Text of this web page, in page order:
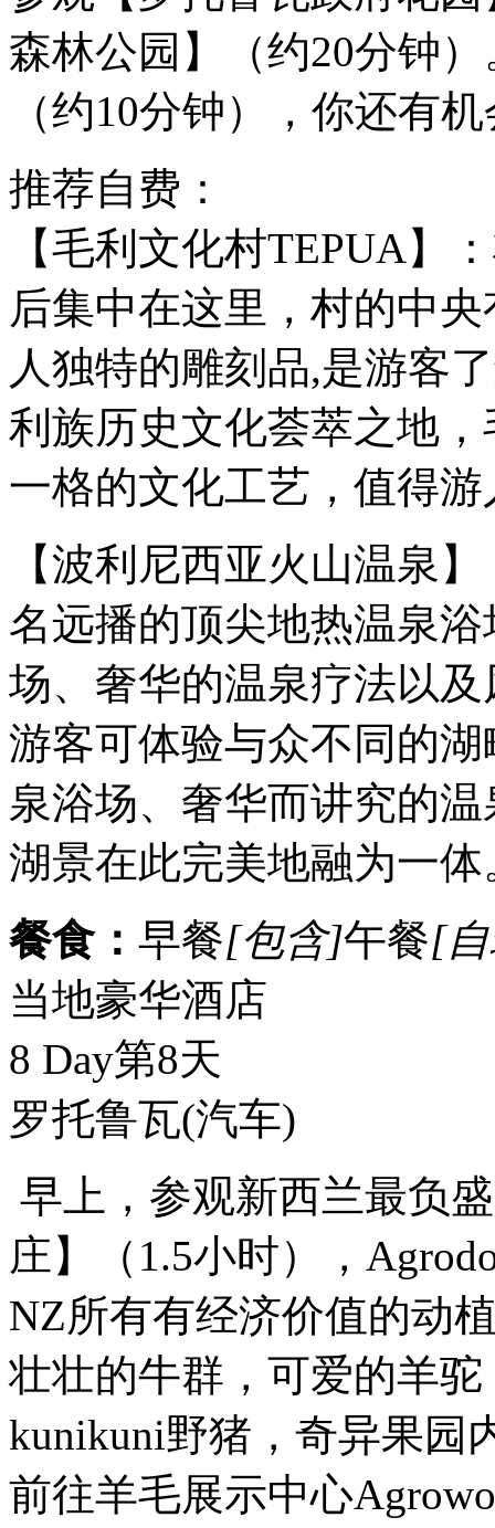
森林公园】（约20分钟
（约10分钟），你还有
推荐自费：
【毛利文化村TEPUA】
后集中在这里，村的中
人独特的雕刻品,是游客
利族历史文化荟萃之地
一格的文化工艺，值得
【波利尼西亚火山温泉
名远播的顶尖地热温泉
场、奢华的温泉疗法以
游客可体验与众不同的
泉浴场、奢华而讲究的
湖景在此完美地融为一体
餐食： 早餐[包含]午餐[
当地豪华酒店
8 Day第8天
罗托鲁瓦(汽车)
早上，参观新西兰最负
庄】（1.5小时），
NZ所有有经济价值的动
壮壮的牛群，可爱的羊
kunikuni野猪，奇异果园
前往羊毛展示中心